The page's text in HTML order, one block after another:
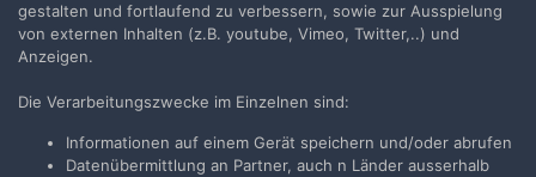
Benutzerkonto erstellen
Neues Benutzerkonto für unsere Community erstellen.
gestalten und fortlaufend zu verbessern, sowie zur Ausspielung
von externen Inhalten (z.B. youtube, Vimeo, Twitter,..) und
Anzeigen.
Die Verarbeitungszwecke im Einzelnen sind:
Informationen auf einem Gerät speichern und/oder abrufen
Datenübermittlung an Partner, auch n Länder ausserhalb